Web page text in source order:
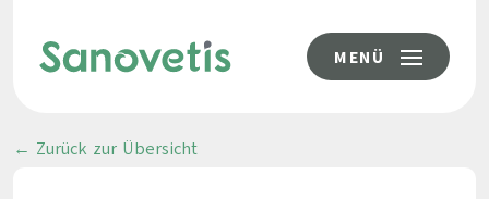
MENÜ
← Zurück zur Übersicht